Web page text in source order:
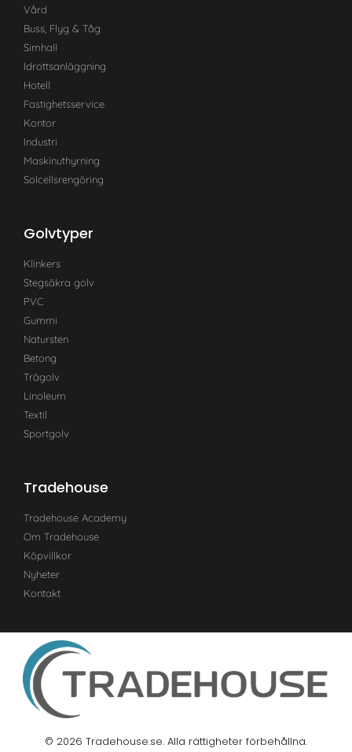
Vård
Buss, Flyg & Tåg
Simhall
Idrottsanläggning
Hotell
Fastighetsservice
Kontor
Industri
Maskinuthyrning
Solcellsrengöring
Golvtyper
Klinkers
Stegsäkra golv
PVC
Gummi
Natursten
Betong
Trägolv
Linoleum
Textil
Sportgolv
Tradehouse
Tradehouse Academy
Om Tradehouse
Köpvillkor
Nyheter
Kontakt
© 2026 Tradehouse.se. Alla rättigheter förbehållna.